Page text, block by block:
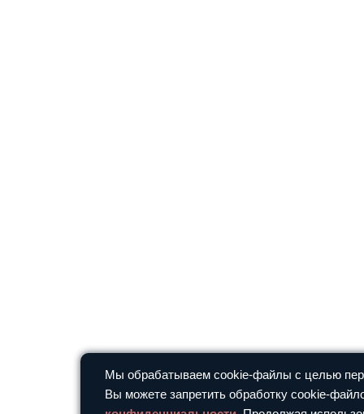
Мы обрабатываем cookie-файлы с целью
Вы можете запретить обработку cookie-